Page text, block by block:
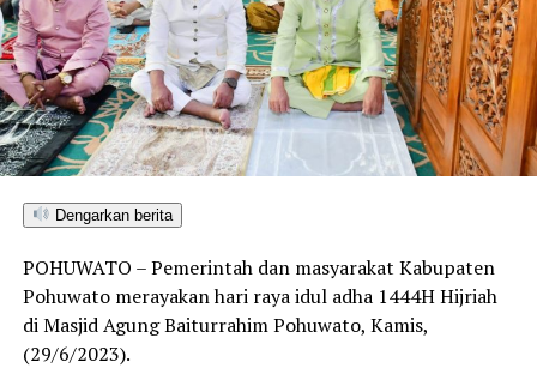
Dengarkan berita
POHUWATO – Pemerintah dan masyarakat Kabupaten
Pohuwato merayakan hari raya idul adha 1444H Hijriah
di Masjid Agung Baiturrahim Pohuwato, Kamis,
(29/6/2023).